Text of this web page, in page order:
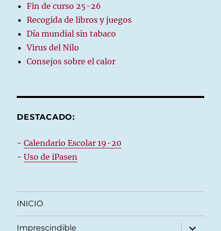
Fin de curso 25-26
Recogida de libros y juegos
Día mundial sin tabaco
Virus del Nilo
Consejos sobre el calor
DESTACADO:
-Calendario Escolar 19-20
-Uso de iPasen
INICIO
Imprescindible
expande